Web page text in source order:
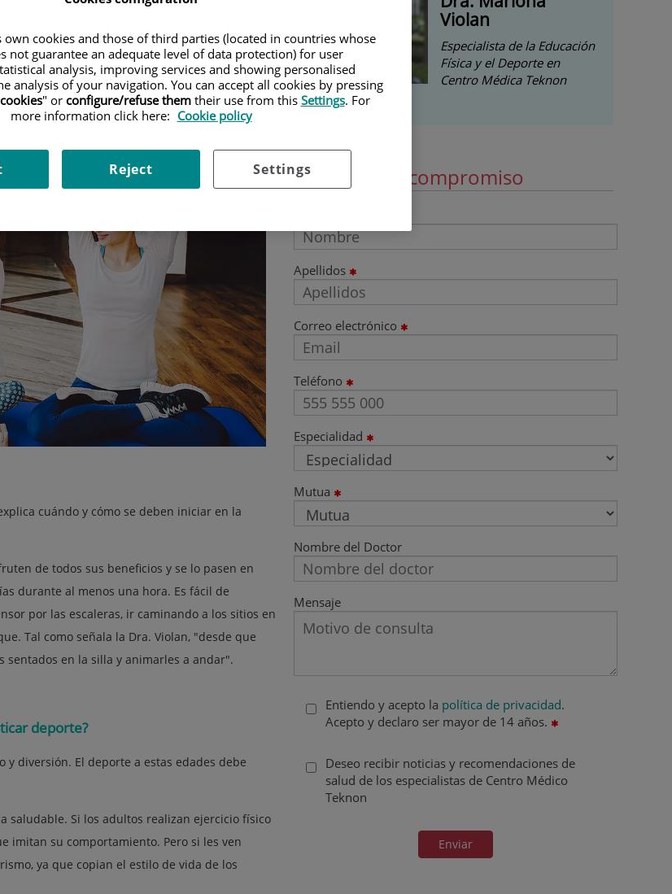
es clave para un estilo de
y socialmente.
cuándo y cómo se deben iniciar en la
de todos sus beneficios y se lo pasen en
durante al menos una hora. Es fácil de
por las escaleras, ir caminando a los sitios en
Tal como señala la Dra. Violan, "desde que
sentados en la silla y animarles a andar".
deporte?
y diversión. El deporte a estas edades debe
saludable. Si los adultos realizan ejercicio físico
imitan su comportamiento. Pero si les ven
ya que copian el estilo de vida de los
Violan
Especialista de la Educación
Física y el Deporte en
Centro Médica Teknon
Pide cita sin compromiso
Apellidos
Correo electrónico
Teléfono
Especialidad
Mutua
Nombre del Doctor
Mensaje
Entiendo y acepto la política de privacidad.
Acepto y declaro ser mayor de 14 años.
Deseo recibir noticias y recomendaciones de
salud de los especialistas de Centro Médico
Teknon
Enviar
own cookies and those of third parties (located in countries whose
not guarantee an adequate level of data protection) for user
analysis, improving services and showing personalised
analysis of your navigation. You can accept all cookies by pressing
" or configure/refuse themtheir use from this Settings. For
more information click here: Cookie policy
Settings
Reject